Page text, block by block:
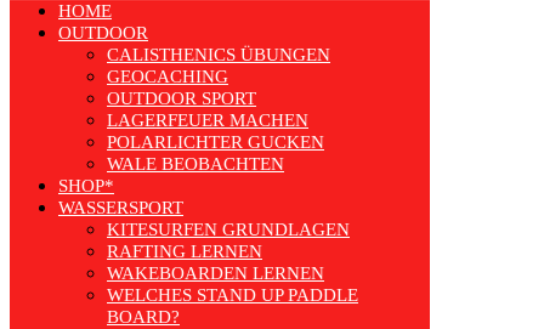
HOME
OUTDOOR
CALISTHENICS ÜBUNGEN
GEOCACHING
OUTDOOR SPORT
LAGERFEUER MACHEN
POLARLICHTER GUCKEN
WALE BEOBACHTEN
SHOP*
WASSERSPORT
KITESURFEN GRUNDLAGEN
RAFTING LERNEN
WAKEBOARDEN LERNEN
WELCHES STAND UP PADDLE
BOARD?